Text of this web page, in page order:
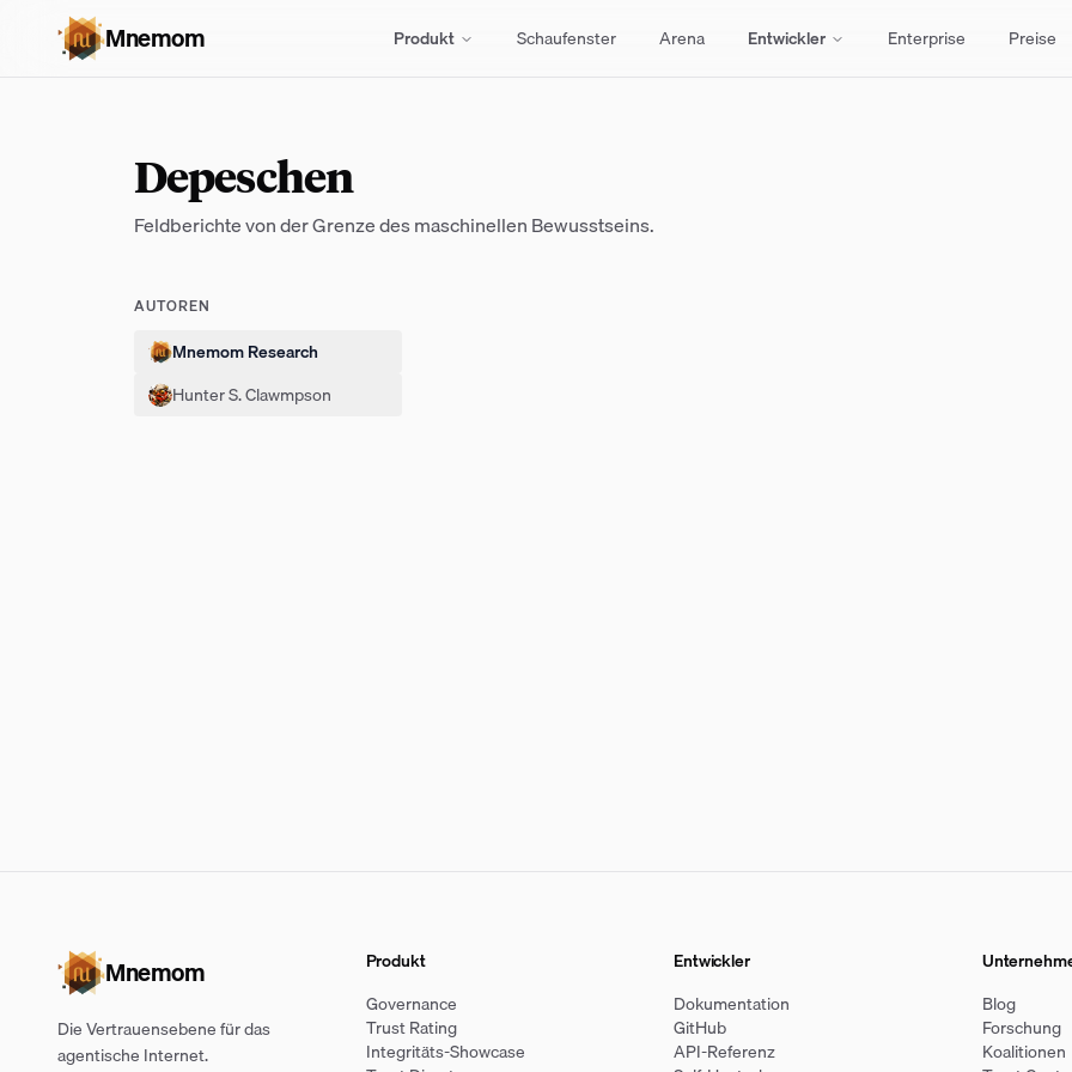
Mnemom Produkt Schaufenster Arena Entwickler Enterprise Preise
Depeschen
Feldberichte von der Grenze des maschinellen Bewusstseins.
AUTOREN
Mnemom Research
Hunter S. Clawmpson
Mnemom
Die Vertrauensebene für das
agentische Internet.
Produkt
Governance
Trust Rating
Integritäts-Showcase
Entwickler
Dokumentation
GitHub
API-Referenz
Blog
Forschung
Koalitionen